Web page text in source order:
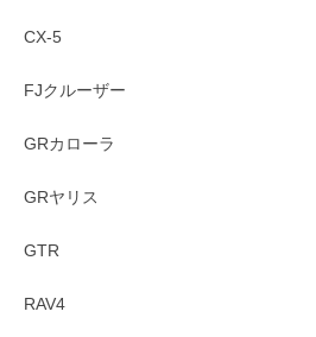
CX-5
FJクルーザー
GRカローラ
GRヤリス
GTR
RAV4